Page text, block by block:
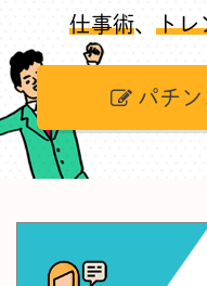
仕事術、 トレ
パチン